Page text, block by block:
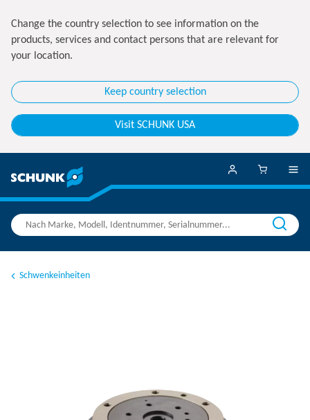
Change the country selection to see information on the
products, services and contact persons that are relevant for
your location.
Keep country selection
Visit SCHUNK USA
Schwenkeinheiten